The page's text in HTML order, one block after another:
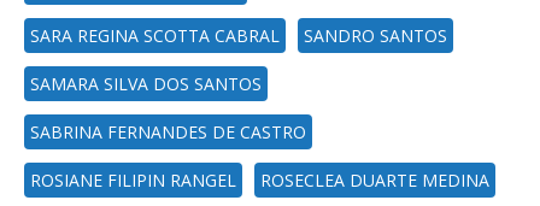
SARA REGINA SCOTTA CABRAL SANDRO SANTOS
SAMARA SILVA DOS SANTOS
SABRINA FERNANDES DE CASTRO
ROSIANE FILIPIN RANGEL ROSECLEA DUARTE MEDINA